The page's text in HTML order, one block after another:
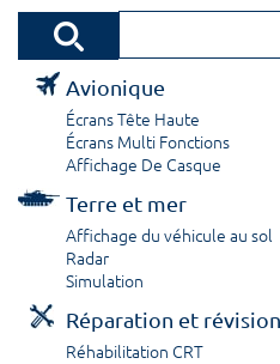
Avionique
Écrans Tête Haute
Écrans Multi Fonctions
Affichage De Casque
Terre et mer
Affichage du véhicule au sol
Radar
Simulation
Réparation et révision
Réhabilitation CRT